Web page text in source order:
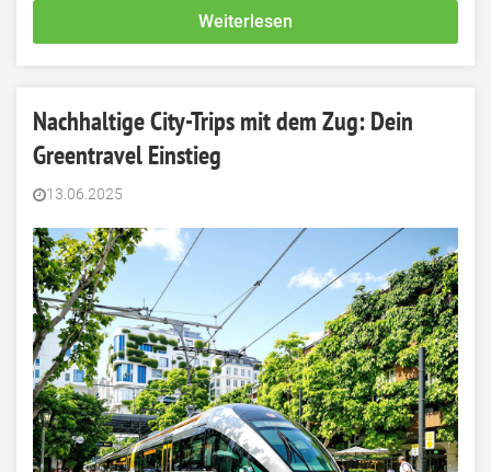
Weiterlesen
Nachhaltige City-Trips mit dem Zug: Dein
Greentravel Einstieg
13.06.2025